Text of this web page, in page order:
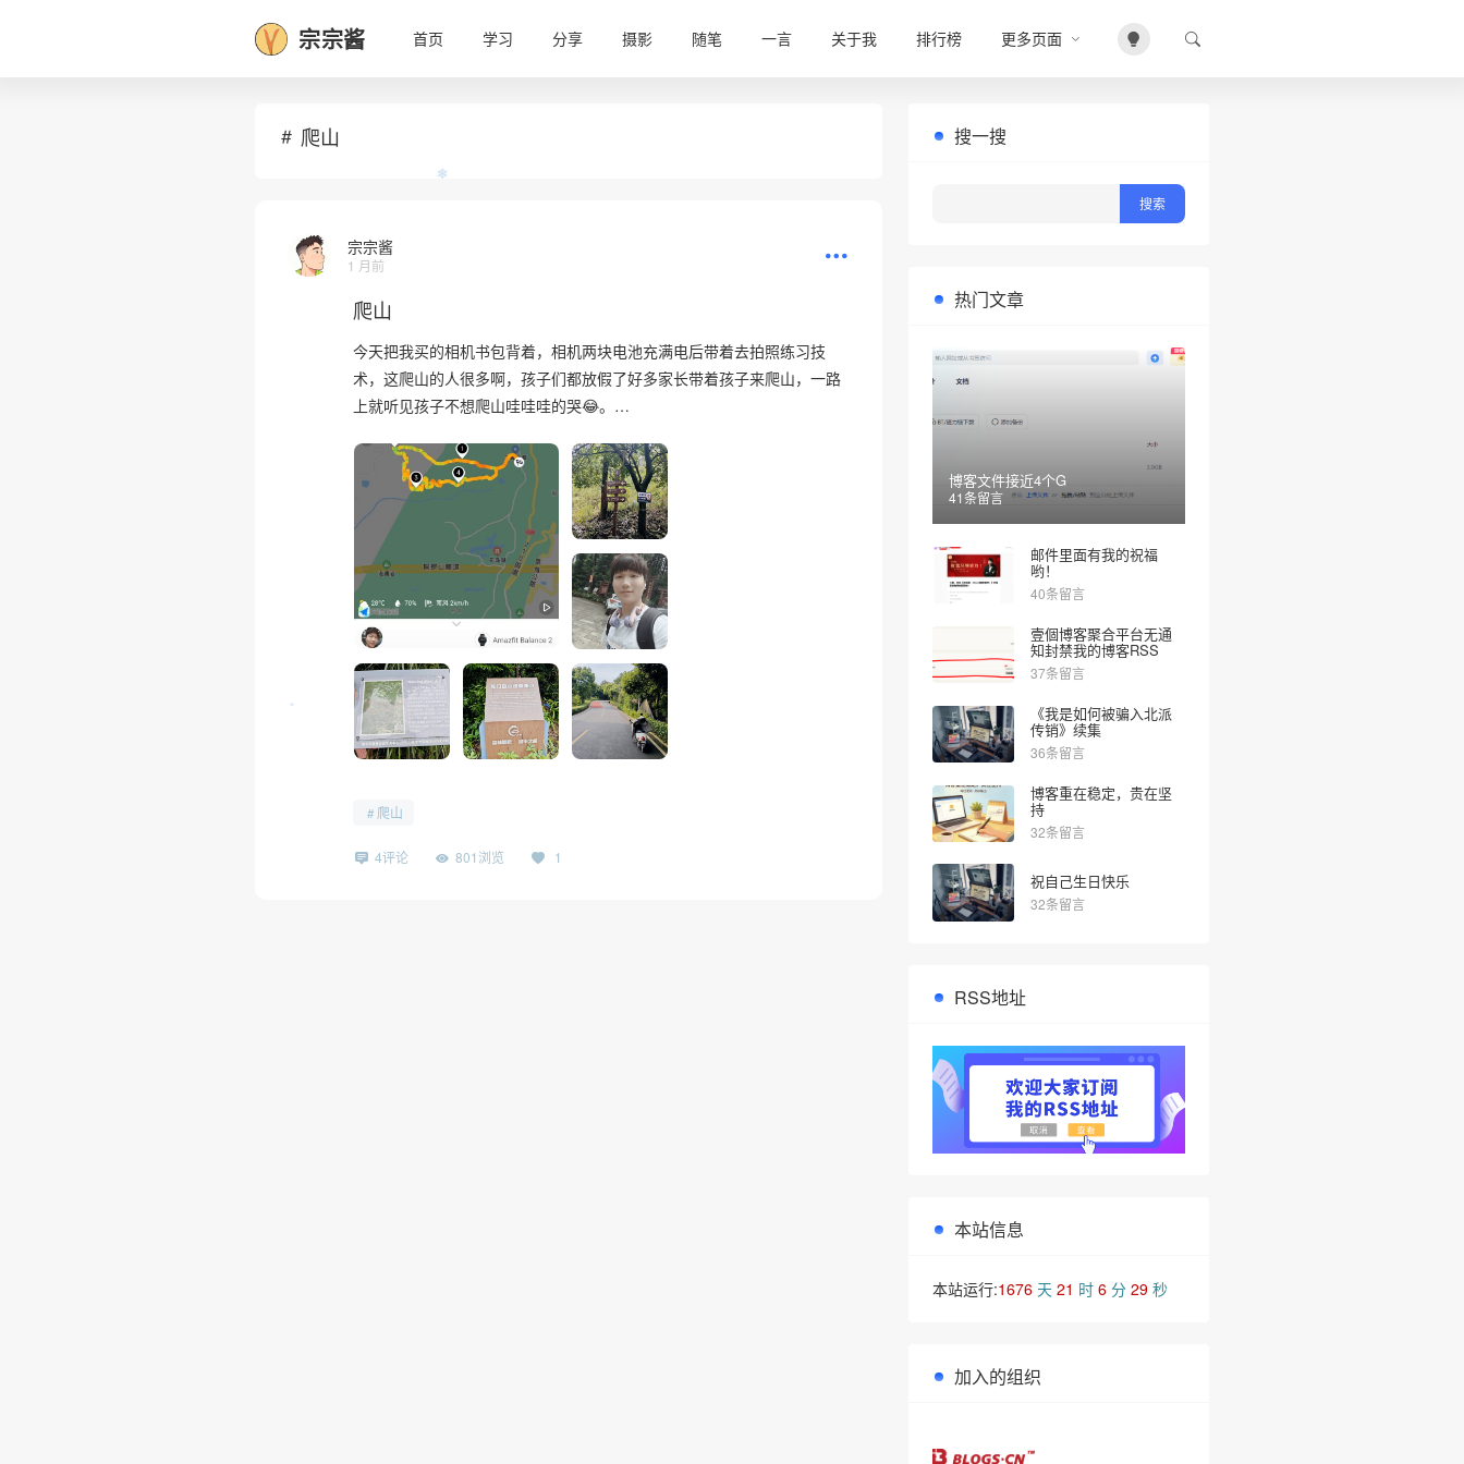
宗宗酱 首页 学习 分享 摄影 随笔 一言 关于我 排行榜 更多页面
爬山
宗宗酱
1 月前
爬山
今天把我买的相机书包背着，相机两块电池充满电后带着去拍照练习技
术，这爬山的人很多啊，孩子们都放假了好多家长带着孩子来爬山，一路
上就听见孩子不想爬山哇哇哇的哭😂。…
爬山
4评论 801浏览 1
搜一搜
热门文章
博客文件接近4个G
41条留言
邮件里面有我的祝福
哟！
40条留言
壹個博客聚合平台无通
知封禁我的博客RSS
37条留言
《我是如何被骗入北派
传销》续集
36条留言
博客重在稳定，贵在坚
持
32条留言
祝自己生日快乐
32条留言
RSS地址
本站信息
本站运行:1676天 21 时 6分 29秒
加入的组织